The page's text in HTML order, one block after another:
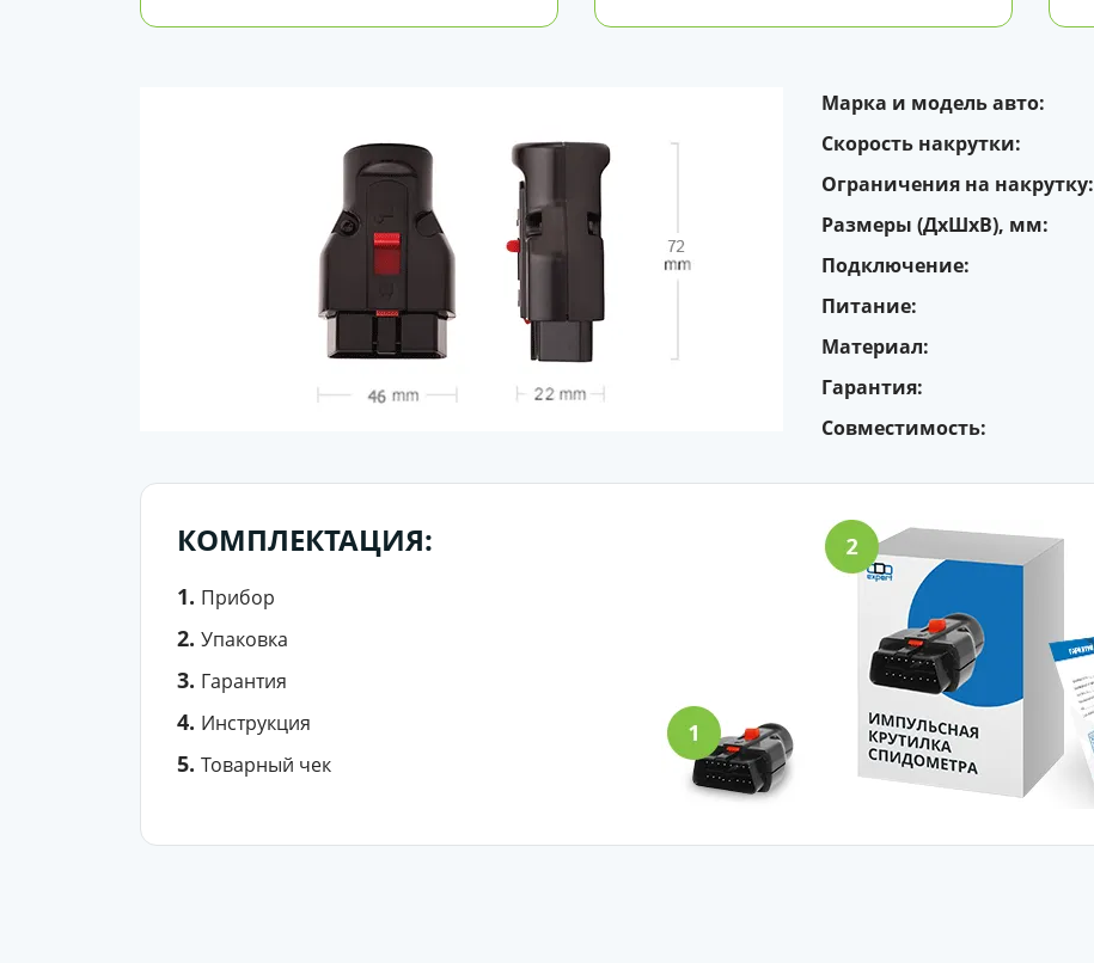
Марка и модель авто:
Cкорость накрутки:
Ограничения на накрутку:
Размеры (ДxШxВ), мм:
Подключение:
Питание:
Материал:
Гарантия:
Совместимость:
КОМПЛЕКТАЦИЯ:
Прибор
Упаковка
Гарантия
Инструкция
Товарный чек